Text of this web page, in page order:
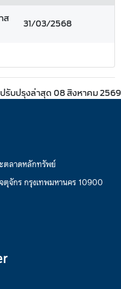
ส
31/03/2568
ปรับปรุงล่าสุด 08 สิงหาคม 2569
ตลาดหลักทรัพย์
จักร กรุงเทพมหานคร 10900